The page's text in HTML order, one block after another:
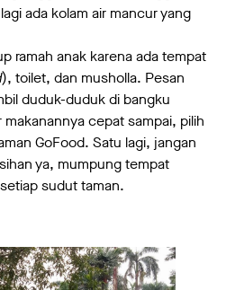
ada kolam air mancur yang
ramah anak karena ada tempat
), toilet, dan musholla. Pesan
duduk-duduk di bangku
cepat sampai, pilih
GoFood. Satu lagi, jangan
ya, mumpung tempat
sudut taman.